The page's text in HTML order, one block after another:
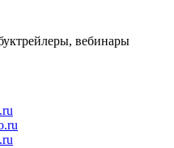
вебинары